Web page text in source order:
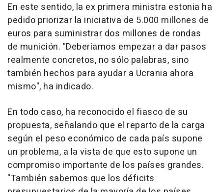
En este sentido, la ex primera ministra estonia ha
pedido priorizar la iniciativa de 5.000 millones de
euros para suministrar dos millones de rondas
de munición. "Deberíamos empezar a dar pasos
realmente concretos, no sólo palabras, sino
también hechos para ayudar a Ucrania ahora
mismo", ha indicado.
En todo caso, ha reconocido el fiasco de su
propuesta, señalando que el reparto de la carga
según el peso económico de cada país supone
un problema, a la vista de que esto supone un
compromiso importante de los países grandes.
"También sabemos que los déficits